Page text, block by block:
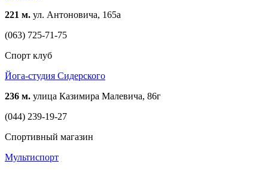
221 м. ул. Антоновича, 165а
(063) 725-71-75
Спорт клуб
Йога-студия Сидерского
236 м. улица Казимира Малевича, 86г
(044) 239-19-27
Спортивный магазин
Мультиспорт